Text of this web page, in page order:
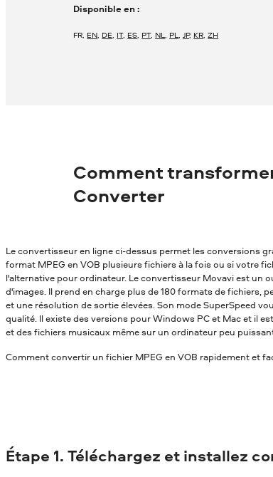
Disponible en :
FR, EN, DE, IT, ES, PT, NL, PL,JP, KR,ZH
Comment
Converter
Le convertisseur en ligne ci-dessus permet les conversions
format MPEG en VOB plusieurs fichiers à la fois ou si votre
l'alternative pour ordinateur. Le convertisseur Movavi est un
d'images. Il prend en charge plus de 180 formats de fichiers,
et une résolution de sortie élevées. Son mode SuperSpeed
qualité. Il existe des versions pour Windows PC et Mac et il
et des fichiers musicaux même sur un ordinateur peu
Comment convertir un fichier MPEG en VOB rapidement et
Étape 1. Téléchargez et installez